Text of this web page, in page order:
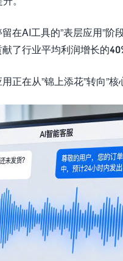
在AI工具的”表层应用”
了行业平均利润增长的
在从”锦上添花”转向”核